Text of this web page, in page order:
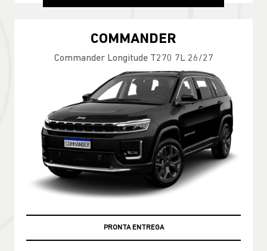
COMMANDER
Commander Longitude T270 7L 26/27
PRONTA ENTREGA